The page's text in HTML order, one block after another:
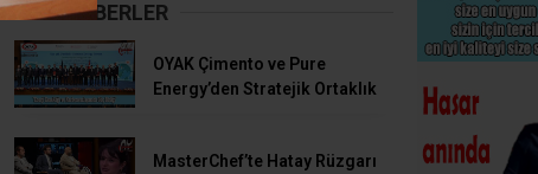
SON HABERLER
OYAK Çimento ve Pure
Energy’den Stratejik Ortaklık
MasterChef’te Hatay Rüzgarı